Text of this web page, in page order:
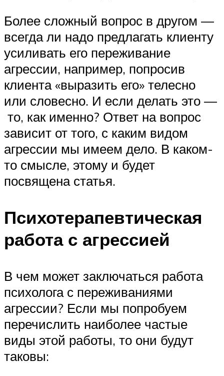
Более сложный вопрос в другом —
всегда ли надо предлагать клиенту
усиливать его переживание
агрессии, например, попросив
клиента «выразить его» телесно
или словесно. И если делать это —
то, как именно? Ответ на вопрос
зависит от того, с каким видом
агрессии мы имеем дело. В каком-
то смысле, этому и будет
посвящена статья.
Психотерапевтическая
работа с агрессией
В чем может заключаться работа
психолога с переживаниями
агрессии? Если мы попробуем
перечислить наиболее частые
виды этой работы, то они будут
таковы: